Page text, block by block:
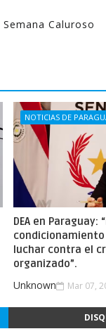
Caluroso
NOTICIAS DE
DEA en Paraguay:
condicionamiento
luchar contra el
organizado”.
Unknown Mar 07,